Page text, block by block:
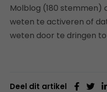
Molblog (180 stemmen)
weten te activeren of
weten door te dringen
Deel dit artikel